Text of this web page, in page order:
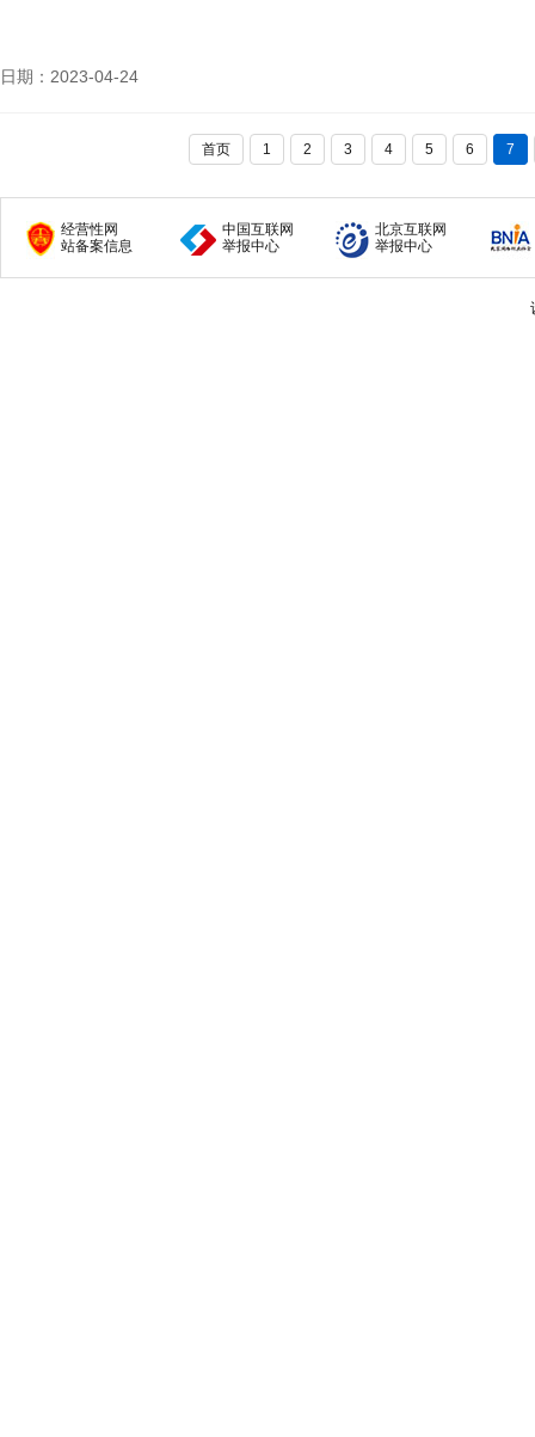
日期：2023-04-24
首页 1 2 3 4 5 6 7
经营性网
站备案信息
中国互联网
举报中心
北京互联网
举报中心